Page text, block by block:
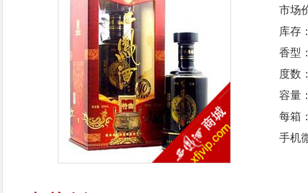
市场
库存
香型
度数
容量
每箱
手机